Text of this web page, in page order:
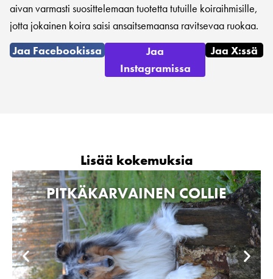
aivan varmasti suosittelemaan tuotetta tutuille koiraihmisille,
jotta jokainen koira saisi ansaitsemaansa ravitsevaa ruokaa.
Jaa Facebookissa
Jaa
Instagramissa
Jaa X:ssä
Lisää kokemuksia
PITKÄKARVAINEN COLLIE